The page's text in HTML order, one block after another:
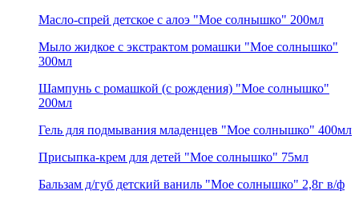
Масло-спрей детское с алоэ "Мое солнышко" 200мл
Мыло жидкое с экстрактом ромашки "Мое солнышко"
300мл
Шампунь с ромашкой (с рождения) "Мое солнышко"
200мл
Гель для подмывания младенцев "Мое солнышко" 400мл
Присыпка-крем для детей "Мое солнышко" 75мл
Бальзам д/губ детский ваниль "Мое солнышко" 2,8г в/ф